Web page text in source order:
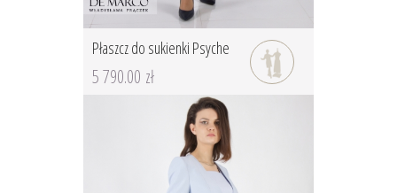
Płaszcz do sukienki Psyche
5 790.00 zł